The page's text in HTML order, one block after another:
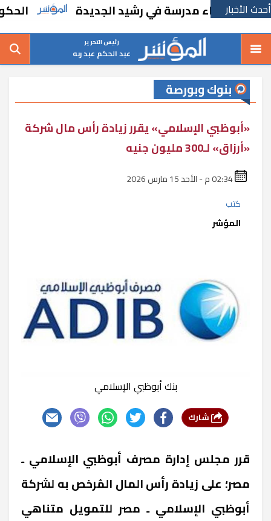
أحدث الأخبار
بإنشاء مدرسة في رشيد الجديدة الحكومة
رئيس التحرير
عبد الحكم عبد ربه
بنوك وبورصة
«أبوظبي الإسلامي» يقرر زيادة رأس مال شركة
«أرزاق» لـ300 مليون جنيه
كتب
المؤشر
بنك أبوظبي الإسلامي
قرر مجلس إدارة مصرف أبوظبي الإسلامي ـ
مصر؛ على زيادة رأس المال المُرخص به لشركة
أبوظبي الإسلامي ـ مصر للتمويل متناهي